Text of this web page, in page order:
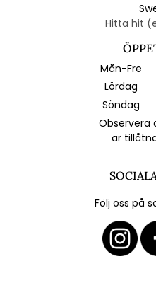
Hitta hit
Mån-Fre
Lördag
Söndag
Observera
är
Följ oss på